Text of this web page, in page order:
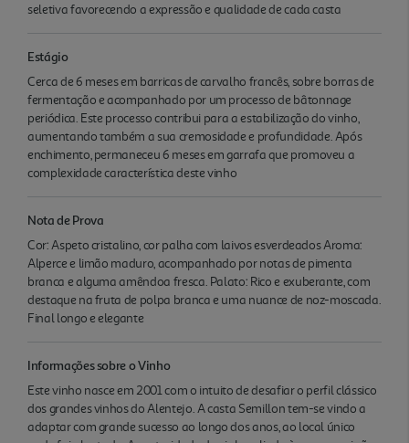
seletiva favorecendo a expressão e qualidade de cada casta
Estágio
Cerca de 6 meses em barricas de carvalho francês, sobre borras de
fermentação e acompanhado por um processo de bâtonnage
periódica. Este processo contribui para a estabilização do vinho,
aumentando também a sua cremosidade e profundidade. Após
enchimento, permaneceu 6 meses em garrafa que promoveu a
complexidade característica deste vinho
Nota de Prova
Cor: Aspeto cristalino, cor palha com laivos esverdeados Aroma:
Alperce e limão maduro, acompanhado por notas de pimenta
branca e alguma amêndoa fresca. Palato: Rico e exuberante, com
destaque na fruta de polpa branca e uma nuance de noz-moscada.
Final longo e elegante
Informações sobre o Vinho
Este vinho nasce em 2001 com o intuito de desafiar o perfil clássico
dos grandes vinhos do Alentejo. A casta Semillon tem-se vindo a
adaptar com grande sucesso ao longo dos anos, ao local único